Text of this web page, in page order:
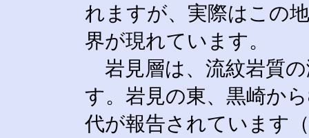
れますが、実際はこの
界が現れています。
岩見層は、流紋岩質
す。岩見の東、黒崎か
代が報告されています（